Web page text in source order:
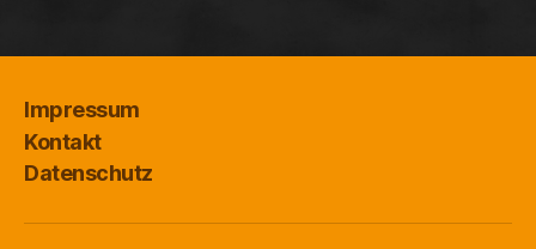
Impressum
Kontakt
Datenschutz